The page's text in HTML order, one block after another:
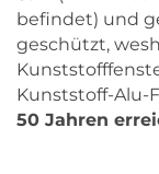
befindet) und
geschützt,
Kunststoff-Alu-
50 Jahren